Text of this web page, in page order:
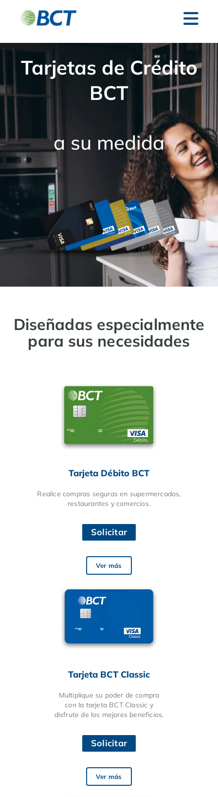
Tarjetas de Crédito
BCT
a su medida
Diseñadas especialmente
para sus necesidades
Tarjeta Débito BCT
Realice compras seguras en supermercados,
restaurantes y comercios.
Solicitar
Ver más
Tarjeta BCT Classic
Multiplique su poder de compra
con la tarjeta BCT Classic y
disfrute de los mejores beneficios.
Solicitar
Ver más